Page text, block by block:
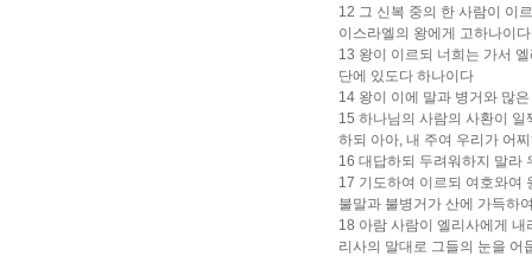
12 그 신복 중의 한 사람이 이
이스라엘의 왕에게 고하나이
13 왕이 이르되 너희는 가서
단에 있도다 하나이다
14 왕이 이에 말과 병거와 많
15 하나님의 사람의 사환이
하되 아아, 내 주여 우리가 어
16 대답하되 두려워하지 말라
17 기도하여 이르되 여호와여
불말과 불병거가 산에 가득하
18 아람 사람이 엘리사에게
리사의 말대로 그들의 눈을 어